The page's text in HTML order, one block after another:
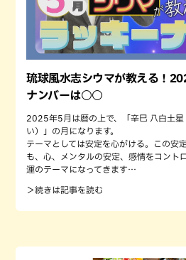
琉球風水志シウマが教える！
ナンバーは○○
2025年5月は暦の上で、「辛巳 八白土星
い）」の月になります。
テーマとしては安定を心がける。この安
も、心、メンタルの安定、感情をコント
運のテーマになってきます…
＞続きは記事を読む